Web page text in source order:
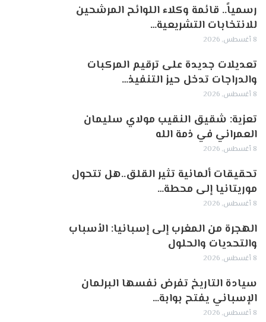
رسمياً.. قائمة وكلاء اللوائح المرشحين
للانتخابات التشريعية…
8 أغسطس, 2026
تعديلات جديدة على ترقيم المركبات
والدراجات تدخل حيز التنفيذ…
8 أغسطس, 2026
تعزية: شقيق النقيب مولاي سليمان
العمراني في ذمة الله
8 أغسطس, 2026
تحقيقات ألمانية تثير القلق..هل تتحول
موريتانيا إلى محطة…
8 أغسطس, 2026
الهجرة من المغرب إلى إسبانيا: الأسباب
والتحديات والحلول
8 أغسطس, 2026
سيادة التاريخ تفرض نفسها البرلمان
الإسباني يفتح بوابة…
8 أغسطس, 2026